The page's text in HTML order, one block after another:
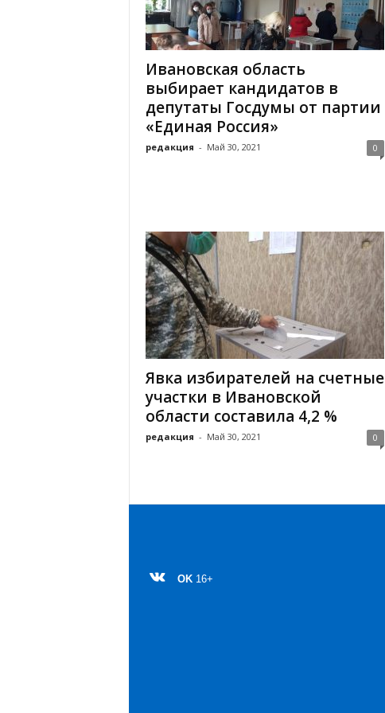
б
Ивановская область
выбирает кандидатов в
депутаты Госдумы от партии
«Единая Россия»
редакция - Май 30, 2021 0
Явка избирателей на счетные
участки в Ивановской
области составила 4,2 %
редакция - Май 30, 2021 0
OK 16+